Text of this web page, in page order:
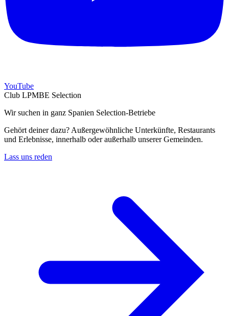
YouTube
Club LPMBE Selection
Wir suchen in ganz Spanien Selection-Betriebe
Gehört deiner dazu? Außergewöhnliche Unterkünfte, Restaurants
und Erlebnisse, innerhalb oder außerhalb unserer Gemeinden.
Lass uns reden